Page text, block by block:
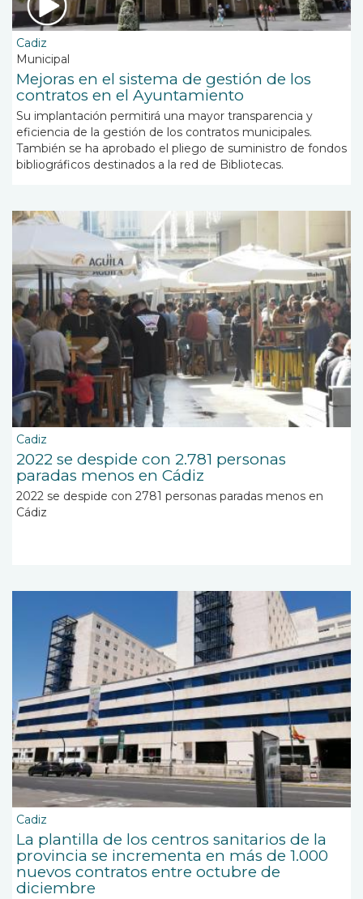
Cadiz
Municipal
Mejoras en el sistema de gestión de los
contratos en el Ayuntamiento
Su implantación permitirá una mayor transparencia y
eficiencia de la gestión de los contratos municipales.
También se ha aprobado el pliego de suministro de fondos
bibliográficos destinados a la red de Bibliotecas.
Cadiz
2022 se despide con 2.781 personas
paradas menos en Cádiz
2022 se despide con 2781 personas paradas menos en
Cádiz
Cadiz
La plantilla de los centros sanitarios de la
provincia se incrementa en más de 1.000
nuevos contratos entre octubre de
diciembre